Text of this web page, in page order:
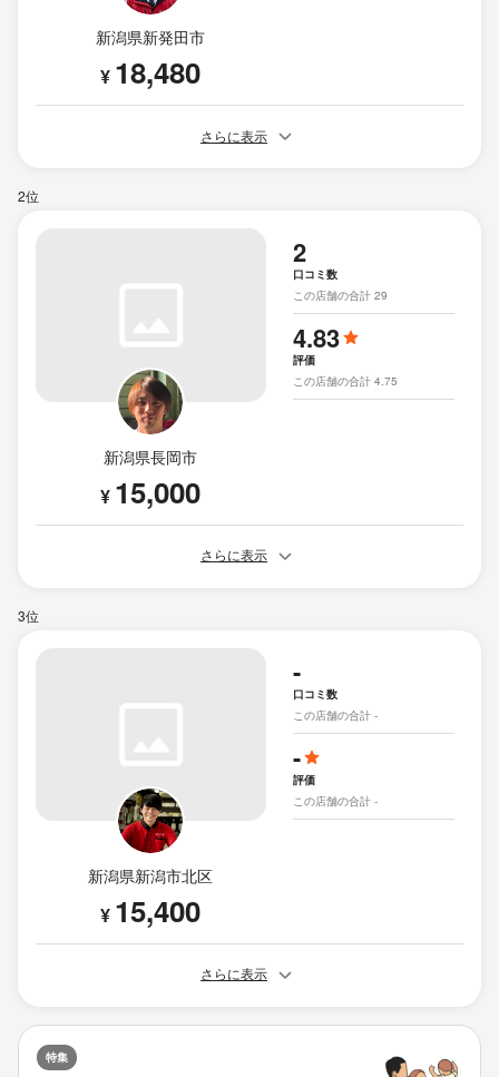
新潟県新発田市
¥ 18,480
さらに表示
2位
新潟県長岡市
¥ 15,000
2
口コミ数
この店舗の合計 29
4.83
評価
この店舗の合計 4.75
さらに表示
3位
新潟県新潟市北区
¥ 15,400
-
口コミ数
この店舗の合計 -
-
評価
この店舗の合計 -
さらに表示
特集